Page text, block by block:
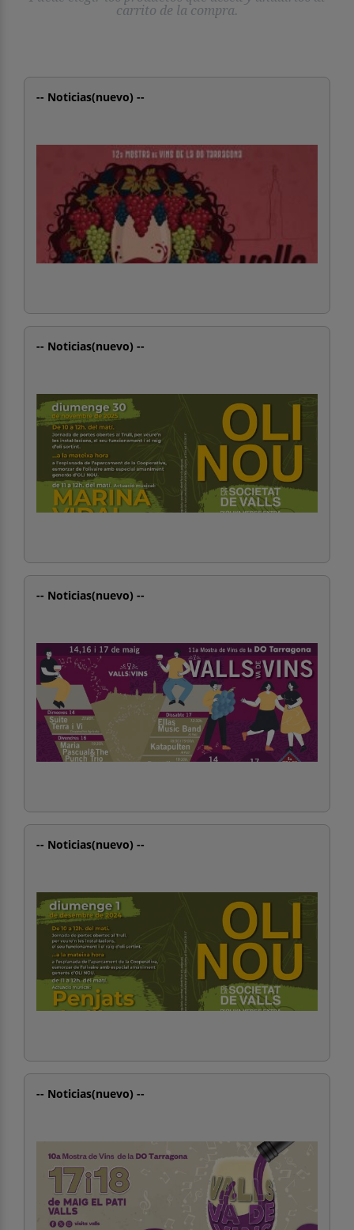
carrito de la compra.
-- Noticias(nuevo) --
-- Noticias(nuevo) --
-- Noticias(nuevo) --
-- Noticias(nuevo) --
-- Noticias(nuevo) --